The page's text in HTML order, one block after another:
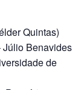
Quintas)
Júlio Benavides
de